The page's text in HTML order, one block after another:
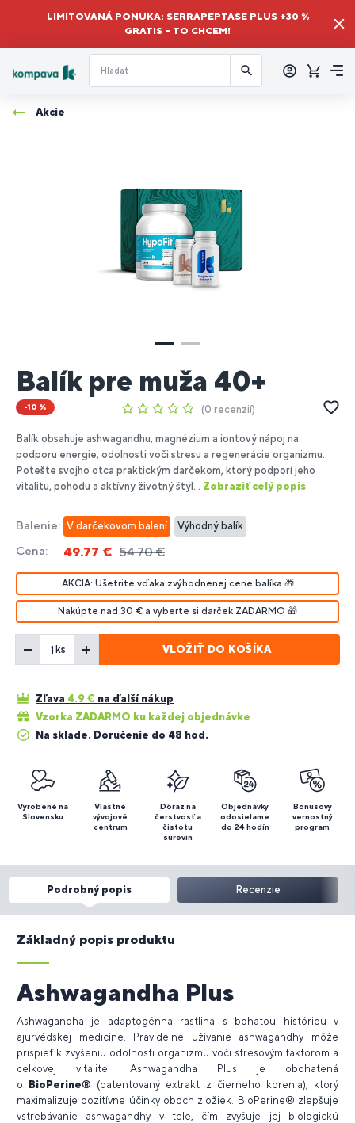
LIMITOVANÁ PONUKA: SERRAPEPTASE PLUS +30 %
GRATIS – TO CHCEM!
sa
Košík
Akcie
Balík pre muža 40+
-10 % 0 recenzií
Balík obsahuje ashwagandhu, magnézium a iontový nápoj na
podporu energie, odolnosti voči stresu a regenerácie organizmu.
Potešte svojho otca praktickým darčekom, ktorý podporí jeho
vitalitu, pohodu a aktívny životný štýl... Zobraziť celý popis
Balenie: V darčekovom balení Výhodný balík
Cena: 54.70 €
49.77 €
AKCIA: Ušetrite vďaka zvýhodnenej cene balíka 🎁
Nakúpte nad 30 € a vyberte si darček ZADARMO 🎁
ks VLOŽIŤ DO KOŠÍKA
Zľava 4.9 € na ďalší nákup
Vzorka ZADARMO ku každej objednávke
Na sklade. Doručenie do 48 hod.
Vyrobené na
Slovensku
Vlastné
vývojové
centrum
Dôraz na
čerstvosť a
čistotu
surovín
Objednávky
odosielame
do 24 hodín
Bonusový
vernostný
program
Podrobný popis Recenzie
Základný popis produktu
Ashwagandha Plus
Ashwagandha je adaptogénna rastlina s bohatou históriou v
ajurvédskej medicíne. Pravidelné užívanie ashwagandhy môže
prispieť k zvýšeniu odolnosti organizmu voči stresovým faktorom a
celkovej vitalite. Ashwagandha Plus je obohatená
o
BioPerine® (patentovaný extrakt z čierneho korenia), ktorý
maximalizuje pozitívne účinky oboch zložiek. BioPerine® zlepšuje
vstrebávanie ashwagandhy v tele, čím zvyšuje jej biologickú